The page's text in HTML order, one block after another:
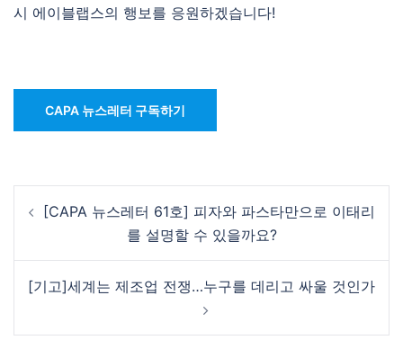
시 에이블랩스의 행보를 응원하겠습니다!
CAPA 뉴스레터 구독하기
navigation
[CAPA 뉴스레터 61호] 피자와 파스타만으로 이태리
를 설명할 수 있을까요?
[기고]세계는 제조업 전쟁…누구를 데리고 싸울 것인가